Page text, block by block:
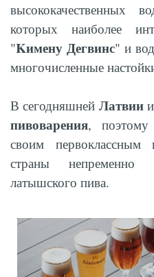
высококачественных
которых наиболее
"Kимену Дегвинс" и
многочисленные
В сегодняшней Латвии
пивоварения, поэтому
своим первоклассным
страны непременно
латышского пива.